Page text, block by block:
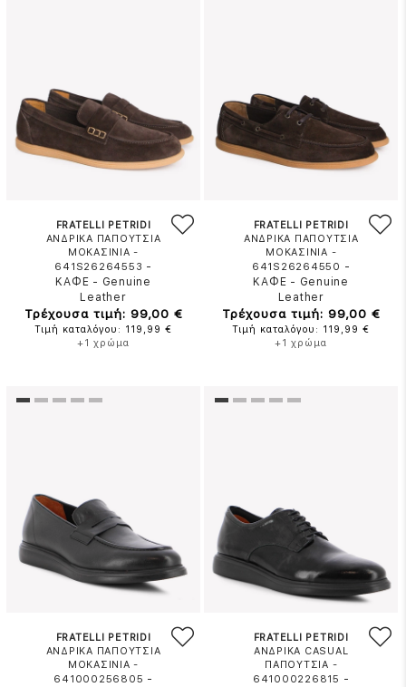
FRATELLI PETRIDI
ΑΝΔΡΙΚΑ ΠΑΠΟΥΤΣΙΑ
ΜΟΚΑΣΙΝΙΑ -
641S26264553 -
ΚΑΦΕ - Genuine
Leather
Τρέχουσα τιμή: 99,00 €
Τιμή καταλόγου: 119,99 €
+1 χρώμα
FRATELLI PETRIDI
ΑΝΔΡΙΚΑ ΠΑΠΟΥΤΣΙΑ
ΜΟΚΑΣΙΝΙΑ -
641S26264550 -
ΚΑΦΕ - Genuine
Leather
Τρέχουσα τιμή: 99,00 €
Τιμή καταλόγου: 119,99 €
+1 χρώμα
FRATELLI PETRIDI
ΑΝΔΡΙΚΑ ΠΑΠΟΥΤΣΙΑ
ΜΟΚΑΣΙΝΙΑ -
641000256805 -
FRATELLI PETRIDI
ΑΝΔΡΙΚΑ CASUAL
ΠΑΠΟΥΤΣΙΑ -
641000226815 -